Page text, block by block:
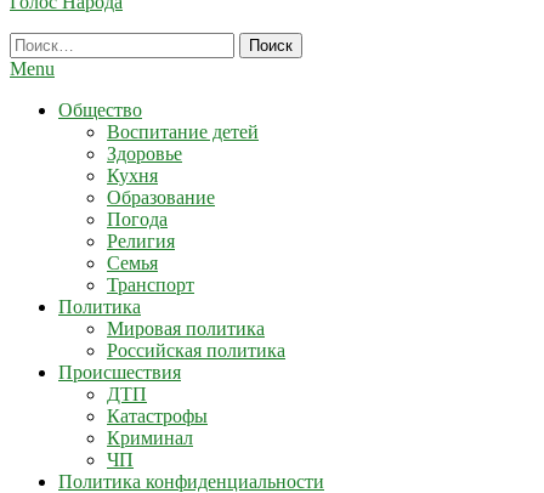
Найти:
Menu
Общество
Воспитание детей
Здоровье
Кухня
Образование
Погода
Религия
Семья
Транспорт
Политика
Мировая политика
Российская политика
Происшествия
ДТП
Катастрофы
Криминал
ЧП
Политика конфиденциальности